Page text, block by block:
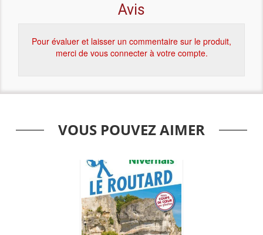
Avis
Pour évaluer et laisser un commentaire sur le produit,
merci de vous connecter à votre compte.
VOUS POUVEZ AIMER